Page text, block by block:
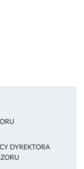
DYREKTORA